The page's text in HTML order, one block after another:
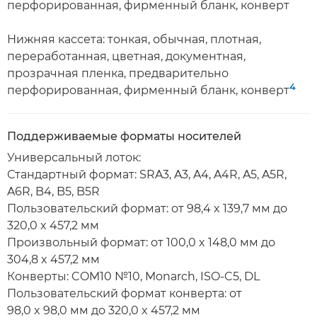
перфорированная, фирменный бланк, конверт
Нижняя кассета: тонкая, обычная, плотная,
переработанная, цветная, документная,
прозрачная пленка, предварительно
перфорированная, фирменный бланк, конверт4
Поддерживаемые форматы носителей
Универсальный лоток:
Стандартный формат: SRA3, A3, A4, A4R, A5, A5R,
A6R, B4, B5, B5R
Пользовательский формат: от 98,4 x 139,7 мм до
320,0 x 457,2 мм
Произвольный формат: от 100,0 x 148,0 мм до
304,8 x 457,2 мм
Конверты: COM10 №10, Monarch, ISO-C5, DL
Пользовательский формат конверта: от
98,0 x 98,0 мм до 320,0 x 457,2 мм